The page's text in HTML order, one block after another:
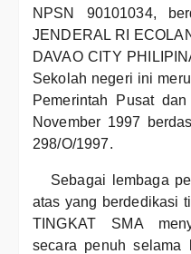
NPSN 90101034,
JENDERAL RI
DAVAO CITY
Sekolah negeri ini
Pemerintah Pusat
November 1997
298/O/1997.
Sebagai lembaga
atas yang berdedikasi
TINGKAT SMA
secara penuh selama